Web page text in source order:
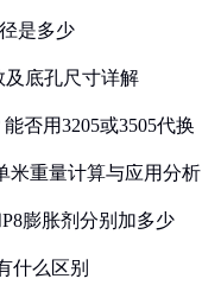
是多少
及底孔尺寸详解
否用3205或3505代换
米重量计算与应用分析
膨胀剂分别加多少
什么区别